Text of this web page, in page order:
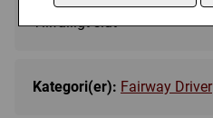
Tillfälligt slut
Kategori(er): Fairway Driver